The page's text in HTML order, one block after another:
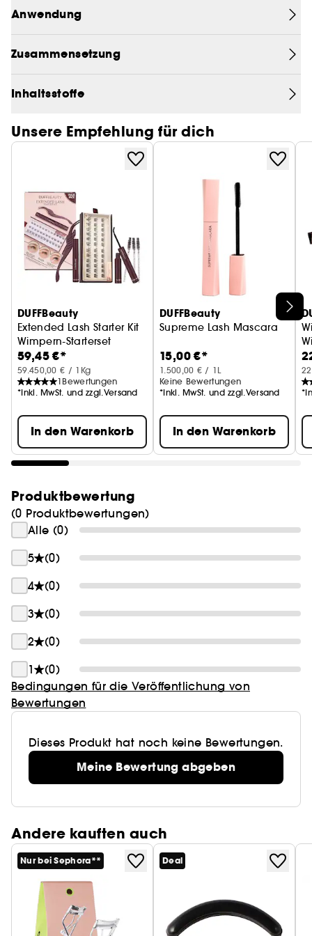
an.
Anwendung
Zusammensetzung
Inhaltsstoffe
Unsere Empfehlung für dich
DUFFBeauty
Extended Lash Starter Kit
Wimpern-Starterset
59,45 €*
59.450,00 € / 1Kg
1 Bewertungen
*Inkl. MwSt. und zzgl.Versand
In den Warenkorb
DUFFBeauty
Supreme Lash Mascara
15,00 €*
1.500,00 € / 1L
Keine Bewertungen
*Inkl. MwSt. und zzgl.Versand
In den Warenkorb
Produktbewertung
(0 Produktbewertungen)
Alle (0)
5
(0)
4
(0)
3
(0)
2
(0)
1
(0)
Bedingungen für die Veröffentlichung von
Bewertungen
Dieses Produkt hat noch keine Bewertungen.
Meine Bewertung abgeben
Andere kauften auch
Nur bei Sephora** Deal